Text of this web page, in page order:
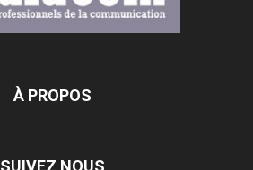
À PROPOS
SUIVEZ NOUS